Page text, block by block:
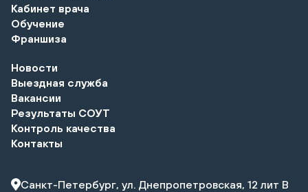
Кабинет врача
Обучение
Франшиза
Новости
Выездная служба
Вакансии
Результаты СОУТ
Контроль качества
Контакты
Санкт-Петербург, ул. Днепропетровская, 12 лит В